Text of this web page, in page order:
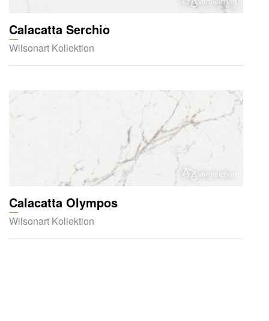
Calacatta Serchio
Wilsonart Kollektion
Vergleichen
Calacatta Olympos
Wilsonart Kollektion